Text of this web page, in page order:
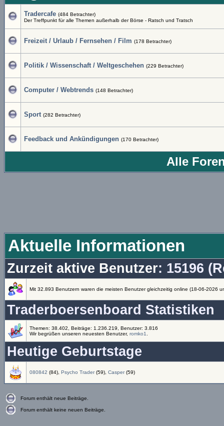
Tradercafe (484 Betrachter)
Der Treffpunkt für alle Themen außerhalb der Börse - Ratsch und Tratsch
Freizeit / Urlaub / Fernsehen / Film (178 Betrachter)
Politik / Wissenschaft / Weltgeschehen (229 Betrachter)
Computer / Webtrends (148 Betrachter)
Sport (282 Betrachter)
Feedback und Ankündigungen (170 Betrachter)
Alle
Aktuelle Informationen
Zurzeit aktive Benutzer: 15196
Mit 32.893 Benutzern waren die meisten Benutzer gleichzeitig online (18-06-2026
Traderboersenboard Statistiken
Themen: 38.402, Beiträge: 1.236.219, Benutzer: 3.816
Wir begrüßen unseren neuesten Benutzer, romko1
Heutige Geburtstage
080842 (84), Psycho Trader (59), Casper (59)
Forum enthält neue Beiträge.
Forum enthält keine neuen Beiträge.